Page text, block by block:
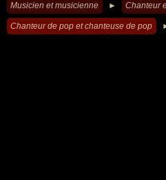
Musicien et musicienne ► Chanteur
Chanteur de pop et chanteuse de pop